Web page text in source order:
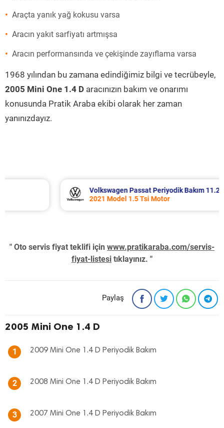
Araçta yanık yağ kokusu varsa
Aracın yakıt sarfiyatı artmışsa
Aracın performansında ve çekişinde zayıflama varsa
1968 yılından bu zamana edindiğimiz bilgi ve tecrübeyle,
2005 Mini One 1.4 D aracınızın bakım ve onarımı
konusunda Pratik Araba ekibi olarak her zaman
yanınızdayız.
Volkswagen Passat Periyodik Bakım 11.253 TL
2021 Model 1.5 Tsi Motor
" Oto servis fiyat teklifi için www.pratikaraba.com/servis-
fiyat-listesi tıklayınız. "
Paylaş
2005 Mini One 1.4 D
1 2009 Mini One 1.4 D Periyodik Bakım
2 2008 Mini One 1.4 D Periyodik Bakım
3 2007 Mini One 1.4 D Periyodik Bakım